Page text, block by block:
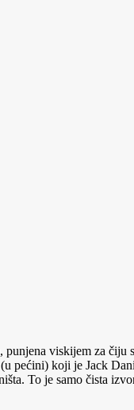
punjena viskijem za
koji je Jack
To je samo čista